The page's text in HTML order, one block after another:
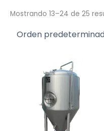
Mostrando 13–24 de 25